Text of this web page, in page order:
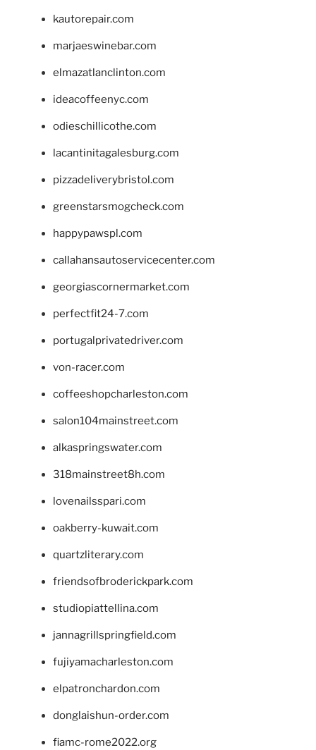
kautorepair.com
marjaeswinebar.com
elmazatlanclinton.com
ideacoffeenyc.com
odieschillicothe.com
lacantinitagalesburg.com
pizzadeliverybristol.com
greenstarsmogcheck.com
happypawspl.com
callahansautoservicecenter.com
georgiascornermarket.com
perfectfit24-7.com
portugalprivatedriver.com
von-racer.com
coffeeshopcharleston.com
salon104mainstreet.com
alkaspringswater.com
318mainstreet8h.com
lovenailsspari.com
oakberry-kuwait.com
quartzliterary.com
friendsofbroderickpark.com
studiopiattellina.com
jannagrillspringfield.com
fujiyamacharleston.com
elpatronchardon.com
donglaishun-order.com
fiamc-rome2022.org